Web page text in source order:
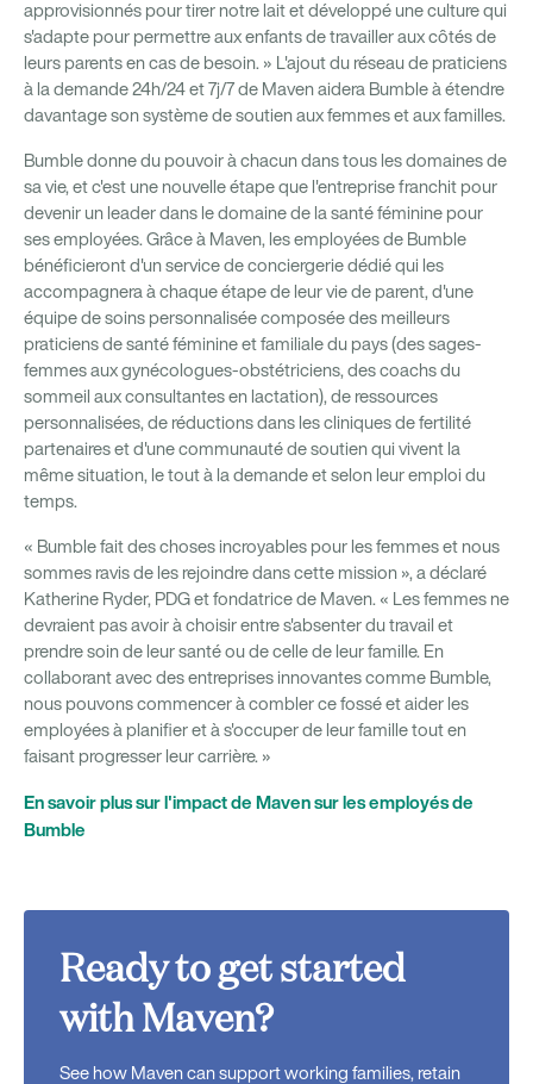
approvisionnés pour tirer notre lait et développé une culture qui
s'adapte pour permettre aux enfants de travailler aux côtés de
leurs parents en cas de besoin. » L'ajout du réseau de praticiens
à la demande 24h/24 et 7j/7 de Maven aidera Bumble à étendre
davantage son système de soutien aux femmes et aux familles.
Bumble donne du pouvoir à chacun dans tous les domaines de
sa vie, et c'est une nouvelle étape que l'entreprise franchit pour
devenir un leader dans le domaine de la santé féminine pour
ses employées. Grâce à Maven, les employées de Bumble
bénéficieront d'un service de conciergerie dédié qui les
accompagnera à chaque étape de leur vie de parent, d'une
équipe de soins personnalisée composée des meilleurs
praticiens de santé féminine et familiale du pays (des sages-
femmes aux gynécologues-obstétriciens, des coachs du
sommeil aux consultantes en lactation), de ressources
personnalisées, de réductions dans les cliniques de fertilité
partenaires et d'une communauté de soutien qui vivent la
même situation, le tout à la demande et selon leur emploi du
temps.
« Bumble fait des choses incroyables pour les femmes et nous
sommes ravis de les rejoindre dans cette mission », a déclaré
Katherine Ryder, PDG et fondatrice de Maven. « Les femmes ne
devraient pas avoir à choisir entre s'absenter du travail et
prendre soin de leur santé ou de celle de leur famille. En
collaborant avec des entreprises innovantes comme Bumble,
nous pouvons commencer à combler ce fossé et aider les
employées à planifier et à s'occuper de leur famille tout en
faisant progresser leur carrière. »
En savoir plus sur l'impact de Maven sur les employés de
Bumble
Ready to get started
with Maven?
See how Maven can support working families, retain